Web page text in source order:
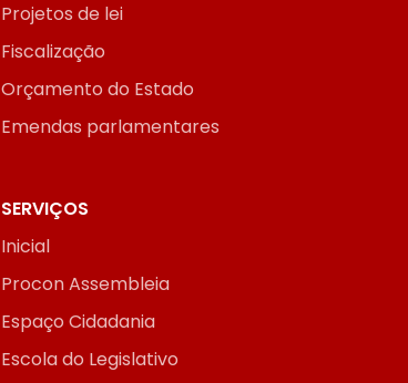
Projetos de lei
Fiscalização
Orçamento do Estado
Emendas parlamentares
SERVIÇOS
Inicial
Procon Assembleia
Espaço Cidadania
Escola do Legislativo